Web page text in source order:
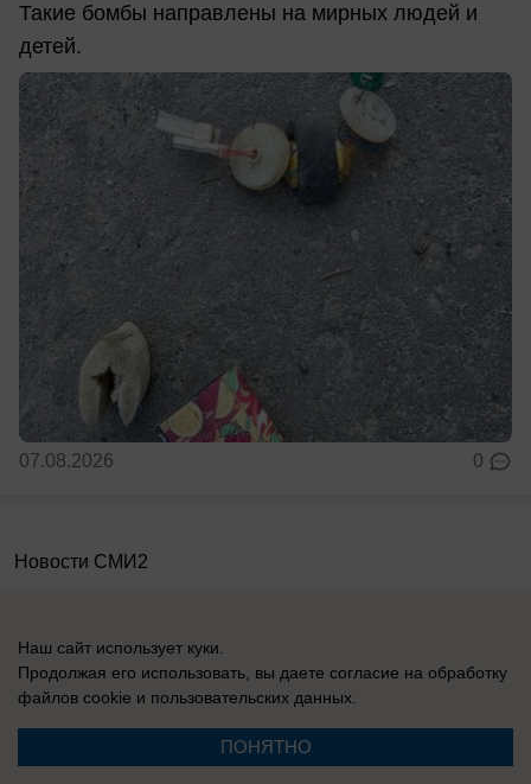
Такие бомбы направлены на мирных людей и
детей.
07.08.2026 0
Новости СМИ2
Наш сайт использует куки.
Продолжая его использовать, вы даете согласие на обработку
файлов cookie и пользовательских данных.
ПОНЯТНО